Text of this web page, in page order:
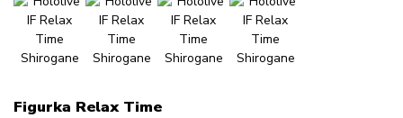
Figurka Relax Time